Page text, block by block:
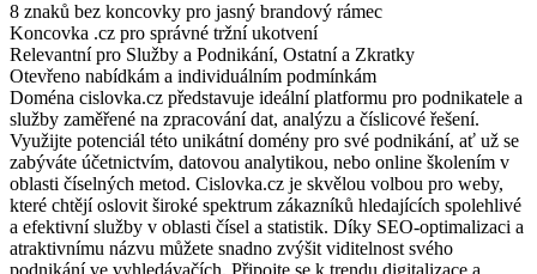
8 znaků bez koncovky pro jasný brandový rámec
Koncovka .cz pro správné tržní ukotvení
Relevantní pro Služby a Podnikání, Ostatní a Zkratky
Otevřeno nabídkám a individuálním podmínkám
Doména cislovka.cz představuje ideální platformu pro podnikatele a
služby zaměřené na zpracování dat, analýzu a číslicové řešení.
Využijte potenciál této unikátní domény pro své podnikání, ať už se
zabýváte účetnictvím, datovou analytikou, nebo online školením v
oblasti číselných metod. Cislovka.cz je skvělou volbou pro weby,
které chtějí oslovit široké spektrum zákazníků hledajících spolehlivé
a efektivní služby v oblasti čísel a statistik. Díky SEO-optimalizaci a
atraktivnímu názvu můžete snadno zvýšit viditelnost svého